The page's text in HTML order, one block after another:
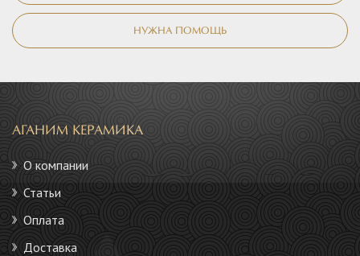
НУЖНА ПОМОЩЬ
АГАНИМ КЕРАМИКА
О компании
Статьи
Оплата
Доставка